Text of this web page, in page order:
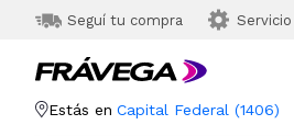
Seguí tu compra
Estás en Capital Federal (1406)